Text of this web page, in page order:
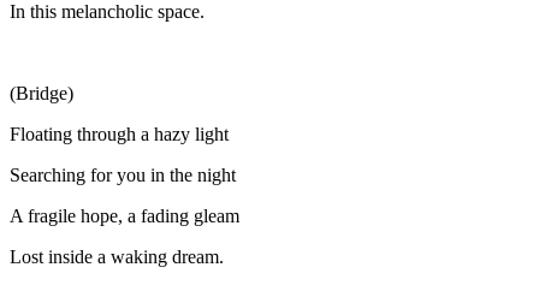
In this melancholic space.
(Bridge)
Floating through a hazy light
Searching for you in the night
A fragile hope, a fading gleam
Lost inside a waking dream.